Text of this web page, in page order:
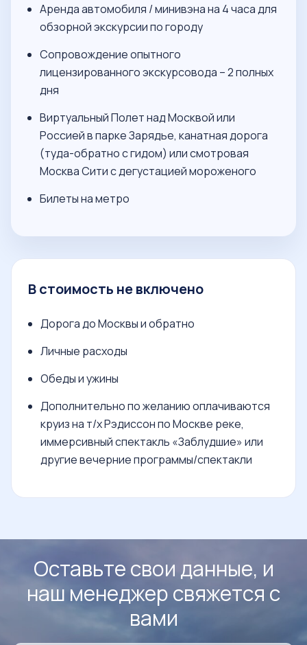
Аренда автомобиля / минивэна на 4 часа для
обзорной экскурсии по городу
Сопровождение опытного
лицензированного экскурсовода – 2 полных
дня
Виртуальный Полет над Москвой или
Россией в парке Зарядье, канатная дорога
(туда-обратно с гидом) или смотровая
Москва Сити с дегустацией мороженого
Билеты на метро
В стоимость не включено
Дорога до Москвы и обратно
Личные расходы
Обеды и ужины
Дополнительно по желанию оплачиваются
круиз на т/х Рэдиссон по Москве реке,
иммерсивный спектакль «Заблудшие» или
другие вечерние программы/спектакли
Оставьте свои данные, и
наш менеджер свяжется с
вами